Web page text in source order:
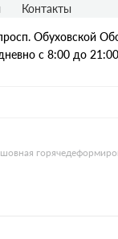
Обуховской
с 8:00 до 21:00
Контакты